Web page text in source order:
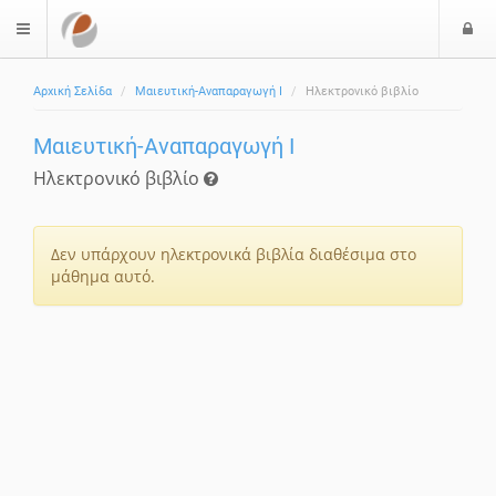
$langMenu
Αρχική Σελίδα Μαιευτική-Αναπαραγωγή Ι Ηλεκτρονικό βιβλίο
Μαιευτική-Αναπαραγωγή Ι
Ηλεκτρονικό βιβλίο
Δεν υπάρχουν ηλεκτρονικά βιβλία διαθέσιμα στο
μάθημα αυτό.